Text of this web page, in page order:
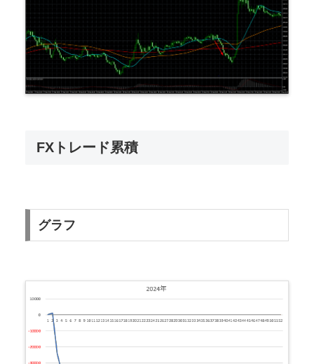
FXトレード累積
グラフ